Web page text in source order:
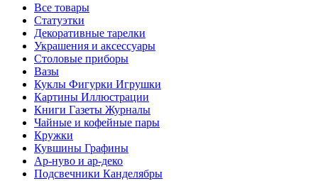
Все товары
Статуэтки
Декоративные тарелки
Украшения и аксессуары
Столовые приборы
Вазы
Куклы Фигурки Игрушки
Картины Иллюстрации
Книги Газеты Журналы
Чайные и кофейные пары
Кружки
Кувшины Графины
Ар-нуво и ар-деко
Подсвечники Канделябры